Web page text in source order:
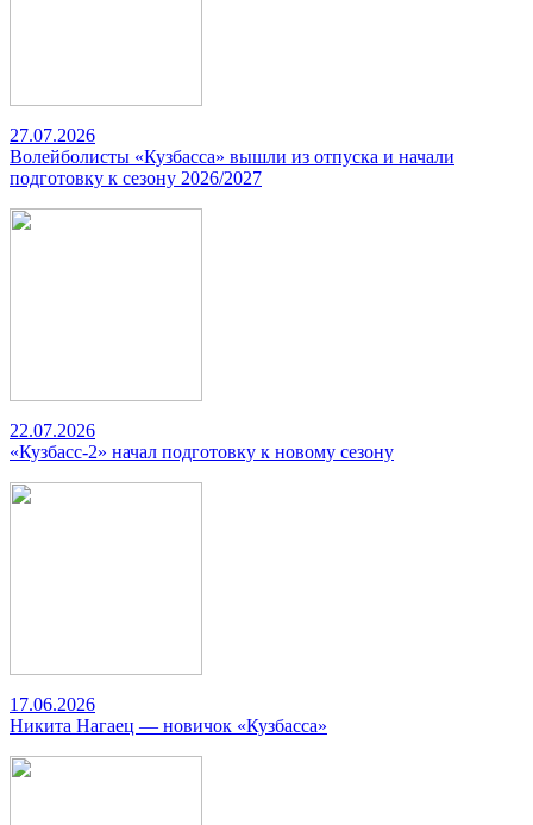
27.07.2026
Волейболисты «Кузбасса» вышли из отпуска и начали
подготовку к сезону 2026/2027
22.07.2026
«Кузбасс-2» начал подготовку к новому сезону
17.06.2026
Никита Нагаец — новичок «Кузбасса»